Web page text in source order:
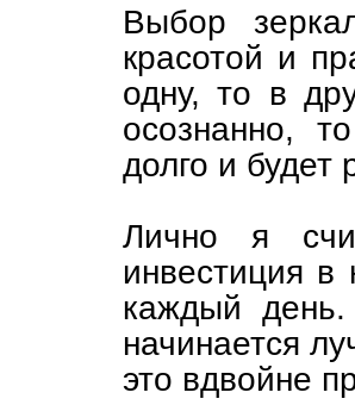
Выбор
красотой и
одну, то в
осознанно,
долго и будет
Лично я
инвестиция
каждый
начинается
это вдвойне